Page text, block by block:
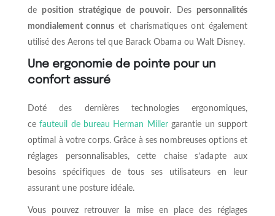
de position stratégique de pouvoir. Des personnalités
mondialement connuset charismatiques ont également
utilisé des Aerons tel que Barack Obama ou Walt Disney.
Une ergonomie de pointe pour un
confort assuré
Doté des dernières technologies ergonomiques,
ce fauteuil de bureau Herman Millergarantie un support
optimal à votre corps. Grâce à ses nombreuses options et
réglages personnalisables, cette chaise s’adapte aux
besoins spécifiques de tous ses utilisateurs en leur
assurant une posture idéale.
Vous pouvez retrouver la mise en place des réglages